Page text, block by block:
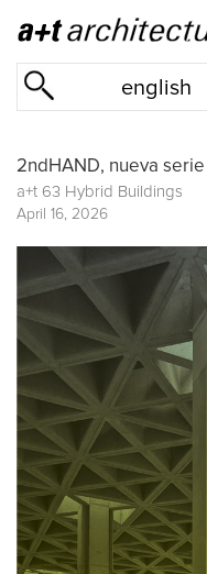
english
2ndHAND, nueva
a+t 63 Hybrid Buildings
April 16, 2026